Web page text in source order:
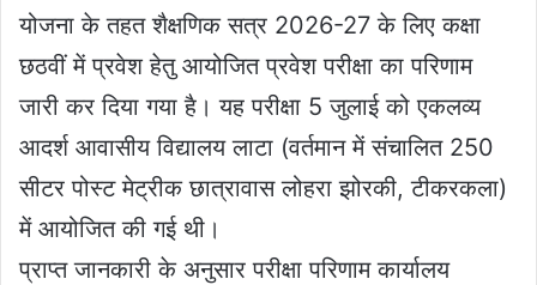
योजना के तहत शैक्षणिक सत्र 2026-27 के लिए कक्षा
छठवीं में प्रवेश हेतु आयोजित प्रवेश परीक्षा का परिणाम
जारी कर दिया गया है। यह परीक्षा 5 जुलाई को एकलव्य
आदर्श आवासीय विद्यालय लाटा (वर्तमान में संचालित 250
सीटर पोस्ट मेट्रीक छात्रावास लोहरा झोरकी, टीकरकला)
में आयोजित की गई थी।
प्राप्त जानकारी के अनुसार परीक्षा परिणाम कार्यालय